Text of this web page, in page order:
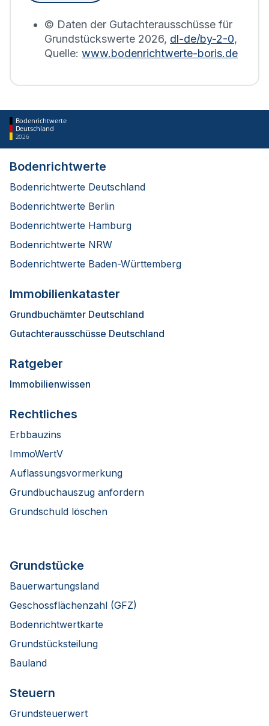
© Daten der Gutachterausschüsse für
Grundstückswerte 2026, dl-de/by-2-0,
Quelle: www.bodenrichtwerte-boris.de
Bodenrichtwerte
Deutschland
2026
Bodenrichtwerte
Bodenrichtwerte Deutschland
Bodenrichtwerte Berlin
Bodenrichtwerte Hamburg
Bodenrichtwerte NRW
Bodenrichtwerte Baden-Württemberg
Immobilienkataster
Grundbuchämter Deutschland
Gutachterausschüsse Deutschland
Ratgeber
Immobilienwissen
Rechtliches
Erbbauzins
ImmoWertV
Auflassungsvormerkung
Grundbuchauszug anfordern
Grundschuld löschen
Grundstücke
Bauerwartungsland
Geschossflächenzahl (GFZ)
Bodenrichtwertkarte
Grundstücksteilung
Bauland
Steuern
Grundsteuerwert